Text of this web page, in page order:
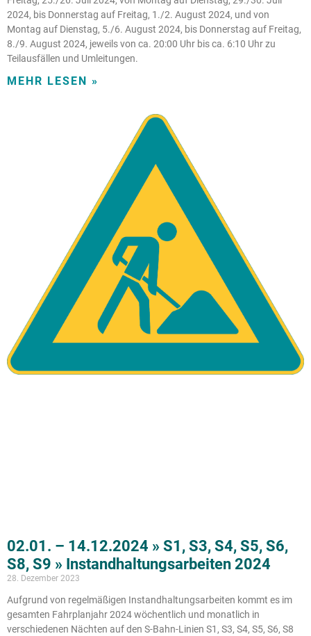
2024, bis Donnerstag auf Freitag, 1./2. August 2024, und von
Montag auf Dienstag, 5./6. August 2024, bis Donnerstag auf Freitag,
8./9. August 2024, jeweils von ca. 20:00 Uhr bis ca. 6:10 Uhr zu
Teilausfällen und Umleitungen.
MEHR LESEN »
02.01. – 14.12.2024 » S1, S3, S4, S5, S6,
S8, S9 » Instandhaltungsarbeiten 2024
28. Dezember 2023
Aufgrund von regelmäßigen Instandhaltungsarbeiten kommt es im
gesamten Fahrplanjahr 2024 wöchentlich und monatlich in
verschiedenen Nächten auf den S-Bahn-Linien S1, S3, S4, S5, S6, S8